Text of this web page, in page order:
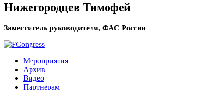
Нижегородцев Тимофей
Заместитель руководителя, ФАС России
Мероприятия
Архив
Видео
Партнерам